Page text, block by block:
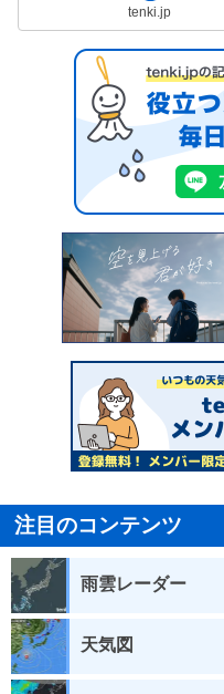
tenki.jp
注目のコンテンツ
雨雲レーダー
天気図